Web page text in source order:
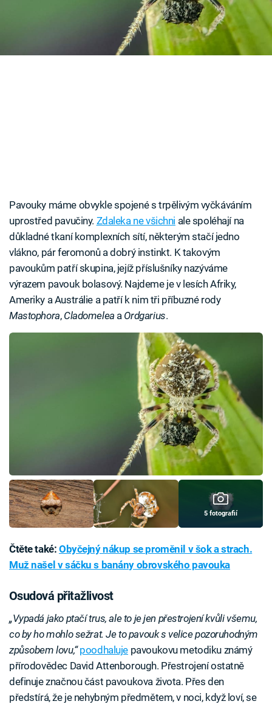
Pavouky máme obvykle spojené s trpělivým vyčkáváním
uprostřed pavučiny. Zdaleka ne všichni ale spoléhají na
důkladné tkaní komplexních sítí, některým stačí jedno
vlákno, pár feromonů a dobrý instinkt. K takovým
pavoukům patří skupina, jejíž příslušníky nazýváme
výrazem pavouk bolasový. Najdeme je v lesích Afriky,
Ameriky a Austrálie a patří k nim tři příbuzné rody
Mastophora, Cladomelea a Ordgarius.
5 fotografií
Čtěte také: Obyčejný nákup se proměnil v šok a strach.
Muž našel v sáčku s banány obrovského pavouka
Osudová přitažlivost
„Vypadá jako ptačí trus, ale to je jen přestrojení kvůli všemu,
co by ho mohlo sežrat. Je to pavouk s velice pozoruhodným
způsobem lovu,“ poodhaluje pavoukovu metodiku známý
přírodovědec David Attenborough. Přestrojení ostatně
definuje značnou část pavoukova života. Přes den
předstírá, že je nehybným předmětem, v noci, když loví, se